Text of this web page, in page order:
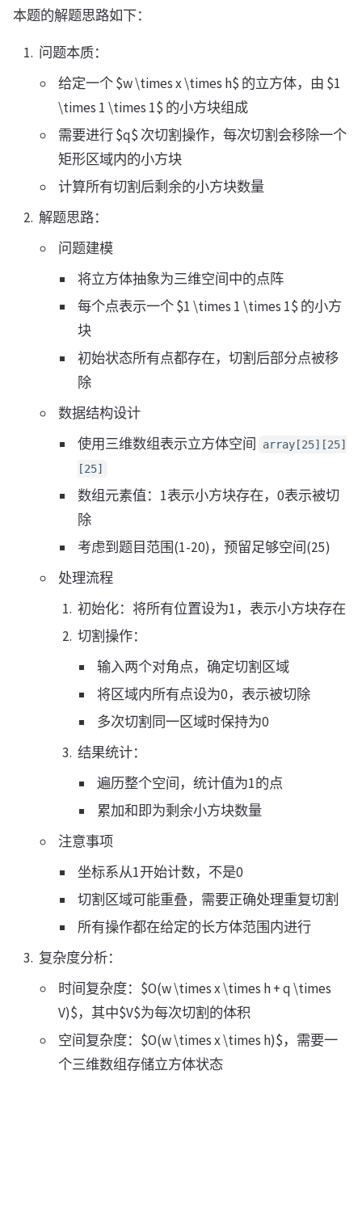
本题的解题思路如下：
问题本质：
给定一个 $w \times x \times h$ 的立方体，由 $1
\times 1 \times 1$ 的小方块组成
需要进行 $q$ 次切割操作，每次切割会移除一个
矩形区域内的小方块
计算所有切割后剩余的小方块数量
解题思路：
问题建模
将立方体抽象为三维空间中的点阵
每个点表示一个 $1 \times 1 \times 1$ 的小方
块
初始状态所有点都存在，切割后部分点被移
除
数据结构设计
使用三维数组表示立方体空间
array[25][25]
[25]
数组元素值：1表示小方块存在，0表示被切
除
考虑到题目范围(1-20)，预留足够空间(25)
处理流程
初始化：将所有位置设为1，表示小方块存在
切割操作：
输入两个对角点，确定切割区域
将区域内所有点设为0，表示被切除
多次切割同一区域时保持为0
结果统计：
遍历整个空间，统计值为1的点
累加和即为剩余小方块数量
注意事项
坐标系从1开始计数，不是0
切割区域可能重叠，需要正确处理重复切割
所有操作都在给定的长方体范围内进行
复杂度分析：
时间复杂度：$O(w \times x \times h + q \times
V)$，其中$V$为每次切割的体积
空间复杂度：$O(w \times x \times h)$，需要一
个三维数组存储立方体状态